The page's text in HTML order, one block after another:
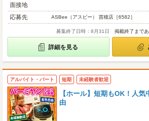
面接地
応募先
ASBee（アスビー） 苗穂店［6582］
募集終了日時：8月31日 掲載終了まで
詳細を見る
アルバイト・パート 短期 未経験者歓迎
【ホール】短期もOK！人
由